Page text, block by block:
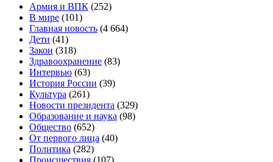
Армия и ВПК (252)
В мире (101)
Главная новость (4 664)
Дети (41)
Закон (318)
Здравоохранение (83)
Интервью (63)
История России (39)
Культура (261)
Новости президента (329)
Образование и наука (98)
Общество (652)
От первого лица (40)
Политика (282)
Происшествия (107)